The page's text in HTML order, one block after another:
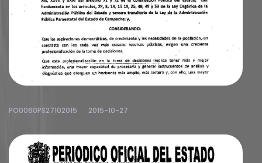
PO0060PS27102015 2015-10-27